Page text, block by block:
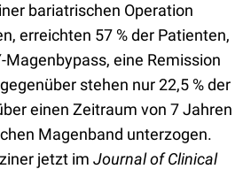
bariatrischen Operation
erreichten 57 % der Patienten,
Magenbypass, eine Remission
stehen nur 22,5 % der
einen Zeitraum von 7 Jahren
Magenband unterzogen.
jetzt im Journal of Clinical